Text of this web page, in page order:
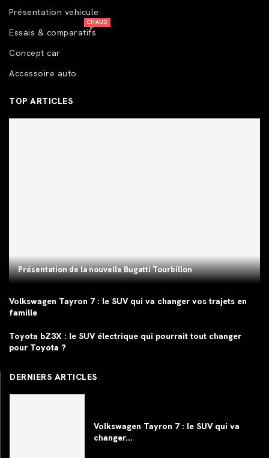
Présentation vehicule
Essais & comparatifs
CHAUD
Concept car
Accessoire auto
TOP ARTICLES
Présentation de la nouvelle Bugatti Tourbillon
Volkswagen Tayron 7 : le SUV qui va changer vos trajets en
famille
Toyota bZ3X : le SUV électrique qui pourrait tout changer
pour Toyota ?
DERNIERS ARTICLES
Volkswagen Tayron 7 : le SUV qui va
changer...